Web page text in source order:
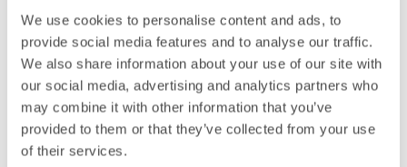
We use cookies to personalise content and ads, to
provide social media features and to analyse our traffic.
We also share information about your use of our site with
our social media, advertising and analytics partners who
may combine it with other information that you’ve
provided to them or that they’ve collected from your use
of their services.
Kontrakt för andrahandsuthyrning av
hyresrätt
Kontrakt för andrahandsuthyrning av
bostadsrätt